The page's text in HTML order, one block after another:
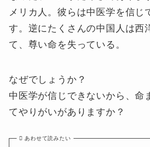
メリカ人。彼らは中医学を信じ
す。逆にたくさんの中国人は西
て、尊い命を失っている。
なぜでしょうか？
中医学が信じできないから、命
てやりがいがありますか？
あわせて読みたい